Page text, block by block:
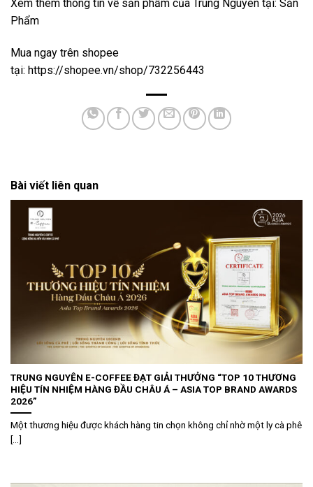
Xem thêm thông tin về sản phẩm của Trung Nguyên tại: Sản
Phẩm
Mua ngay trên shopee
tại: https://shopee.vn/shop/732256443
Bài viết liên quan
TRUNG NGUYÊN E-COFFEE ĐẠT GIẢI THƯỞNG “TOP 10 THƯƠNG
HIỆU TÍN NHIỆM HÀNG ĐẦU CHÂU Á – ASIA TOP BRAND AWARDS
2026”
Một thương hiệu được khách hàng tin chọn không chỉ nhờ một ly cà phê
[...]